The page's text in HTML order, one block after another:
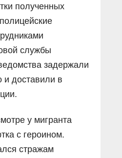
полученных
службы
задержали
и доставили в
у мигранта
с героином.
стражам